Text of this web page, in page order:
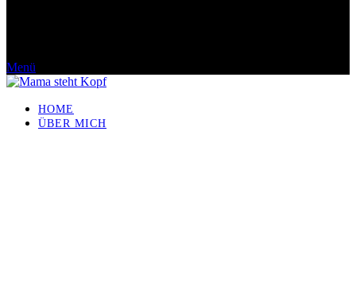
Menü
HOME
ÜBER MICH